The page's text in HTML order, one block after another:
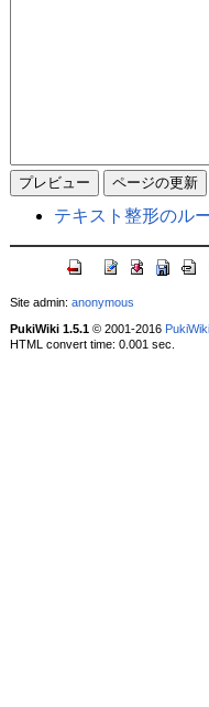
テキスト整形のル
Site admin: anonymous
PukiWiki 1.5.1© 2001-2016
HTML convert time: 0.001 sec.